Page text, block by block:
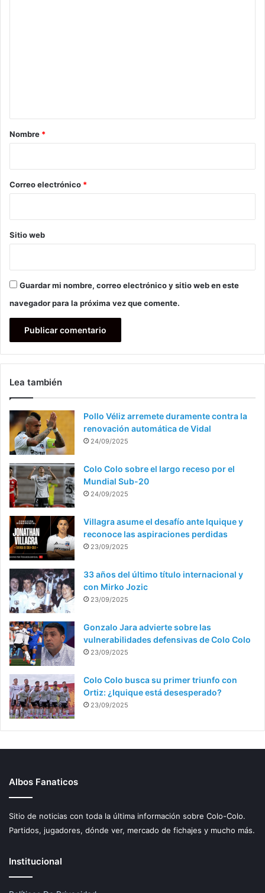
r
*
Nombre *
Correo electrónico *
Sitio web
Guardar mi nombre, correo electrónico y sitio web en este
navegador para la próxima vez que comente.
Lea también
Pollo Véliz arremete duramente contra la
renovación automática de Vidal
24/09/2025
Colo Colo sobre el largo receso por el
Mundial Sub-20
24/09/2025
Villagra asume el desafío ante Iquique y
reconoce las aspiraciones perdidas
23/09/2025
33 años del último título internacional y
con Mirko Jozic
23/09/2025
Gonzalo Jara advierte sobre las
vulnerabilidades defensivas de Colo Colo
23/09/2025
Colo Colo busca su primer triunfo con
Ortiz: ¿Iquique está desesperado?
23/09/2025
Albos Fanaticos
Sitio de noticias con toda la última información sobre Colo-Colo.
Partidos, jugadores, dónde ver, mercado de fichajes y mucho más.
Institucional